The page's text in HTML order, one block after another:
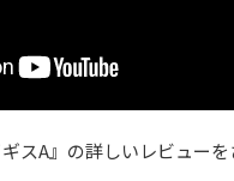
スA』の詳しいレビューを